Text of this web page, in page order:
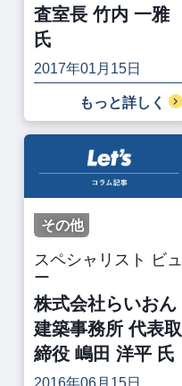
査室長 竹内 一雅
氏
2017年01月15日
もっと詳しく
その他
スペシャリスト ビュ
ー
株式会社らいおん
建築事務所 代表取
締役 嶋田 洋平 氏